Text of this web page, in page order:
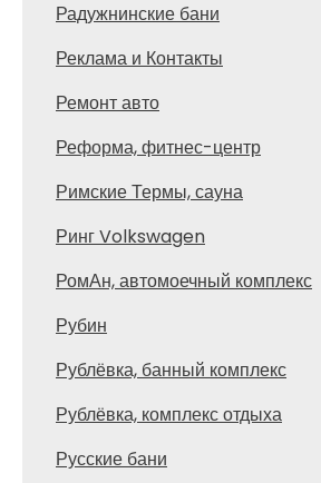
Радужнинские бани
Реклама и Контакты
Ремонт авто
Реформа, фитнес-центр
Римские Термы, сауна
Ринг Volkswagen
РомАн, автомоечный комплекс
Рубин
Рублёвка, банный комплекс
Рублёвка, комплекс отдыха
Русские бани